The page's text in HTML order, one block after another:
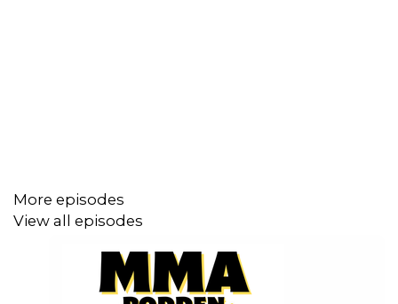
More episodes
View all episodes